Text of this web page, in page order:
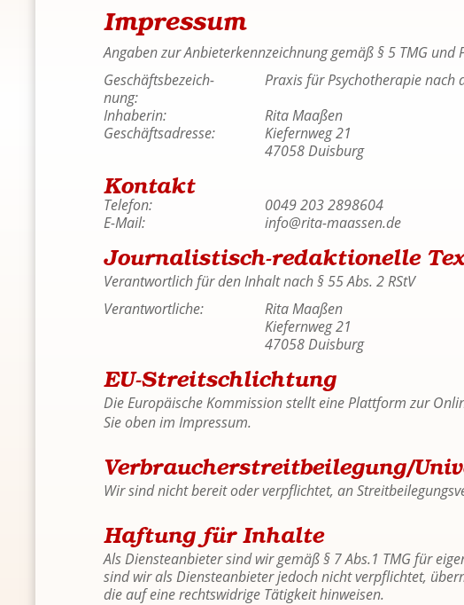
Im­pres­sum
An­ga­ben zur An­bie­ter­kenn­zeich­nung gemäß § 5 TMG und
Ge­schäfts­be­zeich­
nung:
Pra­xis für Psy­cho­the­ra­pie nach
In­ha­be­rin:
Rita Maa­ßen
Ge­schäfts­adres­se:
Kie­fern­weg 21
47058 Duis­burg
Kon­takt
Te­le­fon:
0049 203 2898604
E-Mail:
info@rita-maassen.de
Jour­na­lis­tisch-re­dak­tio­nel­le
Ver­ant­wort­lich für den In­halt nach § 55 Abs. 2 RStV
Ver­ant­wort­li­che:
Rita Maa­ßen
Kie­fern­weg 21
47058 Duis­burg
EU-Streit­schlich­tung
Die Eu­ro­päi­sche Kom­mis­si­on stellt eine Platt­form zur
Sie oben im Im­pres­sum.
Verbraucher­streit­beilegung/
Wir sind nicht be­reit oder ver­pflich­tet, an
Haf­tung für In­hal­te
Als Diens­te­an­bie­ter sind wir gemäß § 7 Abs.1 TMG für
sind wir als Diens­te­an­bie­ter je­doch nicht ver­pflich­tet,
die auf eine rechts­wid­ri­ge Tä­tig­keit hin­wei­sen.